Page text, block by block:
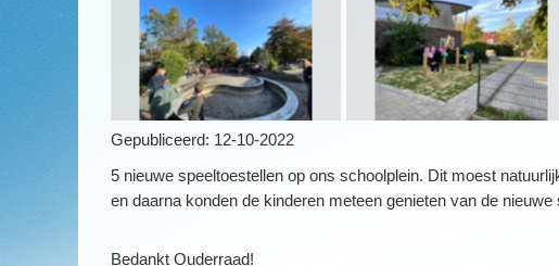
Gepubliceerd: 12-10-2022
5 nieuwe speeltoestellen op ons schoolplein. Dit moest
en daarna konden de kinderen meteen genieten van de nieuwe
Bedankt Ouderraad!